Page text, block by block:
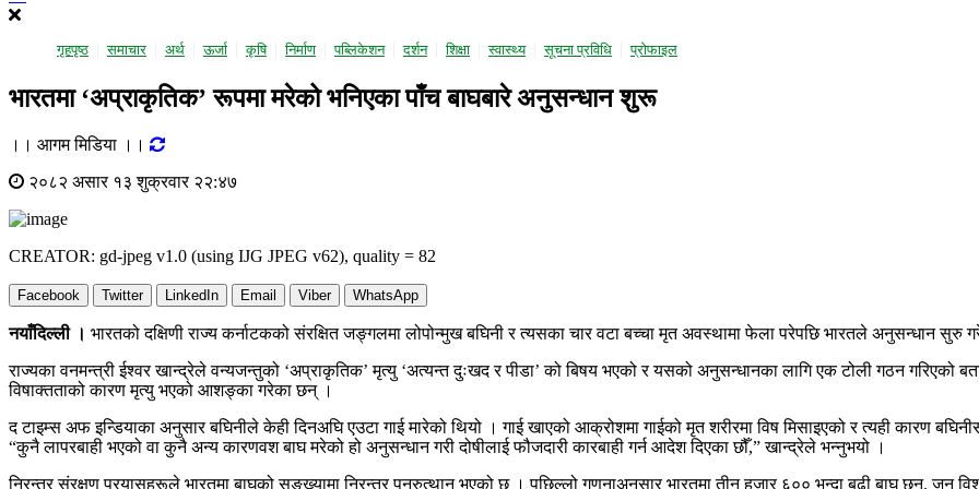
गृहपृष्ठ समाचार अर्थ ऊर्जा कृषि निर्माण पब्लिकेशन दर्शन शिक्षा स्वास्थ्य सूचना प्रविधि प्राेफाइल
भारतमा ‘अप्राकृतिक’ रूपमा मरेको भनिएका पाँच बाघबारे अनुसन्धान शुरू
।। आगम मिडिया ।।
२०८२ असार १३ शुक्रवार २२:४७
CREATOR: gd-jpeg v1.0 (using IJG JPEG v62), quality = 82
Facebook Twitter LinkedIn Email Viber WhatsApp
नयाँदिल्ली । भारतको दक्षिणी राज्य कर्नाटकको संरक्षित जङ्गलमा लोपोन्मुख बघिनी र त्यसका चार वटा बच्चा मृत अवस्थामा फेला परेपछि भारतले अनुसन्धान सुरु
राज्यका वनमन्त्री ईश्वर खान्द्रेले वन्यजन्तुको ‘अप्राकृतिक’ मृत्यु ‘अत्यन्त दुःखद र पीडा’ को बिषय भएको र यसको अनुसन्धानका लागि एक टोली गठन
विषाक्तताको कारण मृत्यु भएको आशङ्का गरेका छन् ।
द टाइम्स अफ इन्डियाका अनुसार बघिनीले केही दिनअघि एउटा गाई मारेको थियो । गाई खाएको आक्रोशमा गाईको मृत शरीरमा विष मिसाइएको र त्यही कारण
“कुनै लापरबाही भएको वा कुनै अन्य कारणवश बाघ मरेको हो अनुसन्धान गरी दोषीलाई फौजदारी कारबाही गर्न आदेश दिएका छौँ,” खान्द्रेले भन्नुभयो ।
निरन्तर संरक्षण प्रयासहरूले भारतमा बाघको सङ्ख्यामा निरन्तर पुनरुत्थान भएको छ । पछिल्लो गणनाअनुसार भारतमा तीन हजार ६०० भन्दा बढी बाघ छन्, जुन